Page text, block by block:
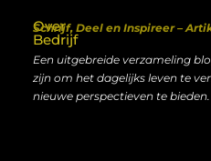
Over
Bedrijf
Schrijf, Deel en Inspireer –
Een uitgebreide verzameling
zijn om het dagelijks leven te
nieuwe perspectieven te bieden.